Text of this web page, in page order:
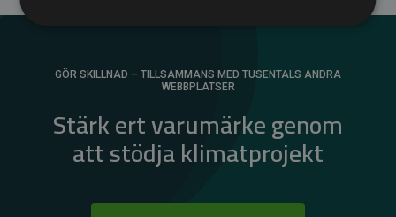
GÖR SKILLNAD – TILLSAMMANS MED TUSENTALS ANDRA
WEBBPLATSER
Stärk ert varumärke genom
att stödja klimatprojekt